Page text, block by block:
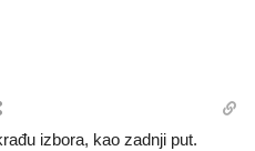
izbora, kao zadnji put.